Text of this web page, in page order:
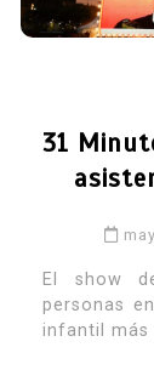
31
El show
personas
infantil más